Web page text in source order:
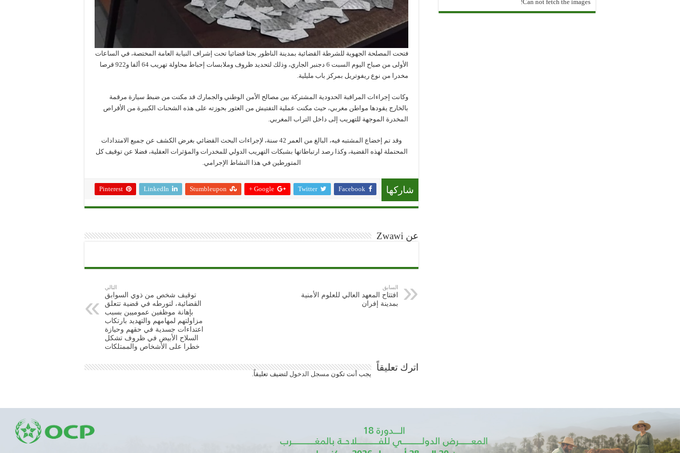
فتحت المصلحة الجهوية للشرطة القضائية بمدينة الناظور بحثا قضائيا تحت إشراف النيابة العامة المختصة، في الساعات
الأولى من صباح اليوم السبت 6 دجنبر الجاري، وذلك لتحديد ظروف وملابسات إحباط محاولة تهريب 64 ألفا و922 قرصا
مخدرا من نوع ريفوتريل بمركز باب مليلية.
وكانت إجراءات المراقبة الحدودية المشتركة بين مصالح الأمن الوطني والجمارك قد مكنت من ضبط سيارة مرقمة
بالخارج يقودها مواطن مغربي، حيث مكنت عملية التفتيش من العثور بحوزته على هذه الشحنات الكبيرة من الأقراص
المخدرة الموجهة للتهريب إلى داخل التراب المغربي.
وقد تم إخضاع المشتبه فيه، البالغ من العمر 42 سنة، لإجراءات البحث القضائي بغرض الكشف عن جميع الامتدادات
المحتملة لهذه القضية، وكذا رصد ارتباطاتها بشبكات التهريب الدولي للمخدرات والمؤثرات العقلية، فضلا عن توقيف كل
المتورطين في هذا النشاط الإجرامي.
شاركها Facebook
Twitter
Google +
Stumbleupon
LinkedIn
Pinterest
عن Zwawi
السابق
افتتاح المعهد العالي للعلوم الأمنية
بمدينة إفران
التالي
توقيف شخص من ذوي السوابق
القضائية، لتورطه في قضية تتعلق
بإهانة موظفين عموميين بسبب
مزاولتهم لمهامهم والتهديد بارتكاب
اعتداءات جسدية في حقهم وحيازة
السلاح الأبيض في ظروف تشكل
خطرا على الأشخاص والممتلكات
اترك تعليقاً
يجب أنت تكون مسجل الدخول لتضيف تعليقاً.
Can not fetch the images!